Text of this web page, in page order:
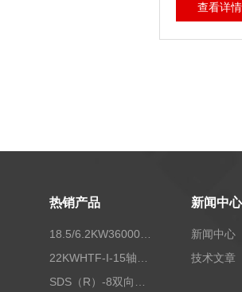
查看详情
热销产品 新闻中心
新闻中心
技术文章